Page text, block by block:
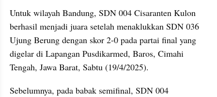
Untuk wilayah Bandung, SDN 004 Cisaranten Kulon
berhasil menjadi juara setelah menaklukkan SDN 036
Ujung Berung dengan skor 2-0 pada partai final yang
digelar di Lapangan Pusdikarmed, Baros, Cimahi
Tengah, Jawa Barat, Sabtu (19/4/2025).
Sebelumnya, pada babak semifinal, SDN 004